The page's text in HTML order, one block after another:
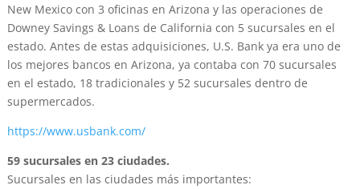
New Mexico con 3 oficinas en Arizona y las operaciones de
Downey Savings & Loans de California con 5 sucursales en el
estado. Antes de estas adquisiciones, U.S. Bank ya era uno de
los mejores bancos en Arizona, ya contaba con 70 sucursales
en el estado, 18 tradicionales y 52 sucursales dentro de
supermercados.
https://www.usbank.com/
59 sucursales en 23 ciudades.
Sucursales en las ciudades más importantes: